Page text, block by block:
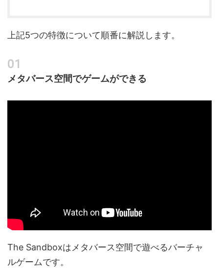
上記5つの特徴について順番に解説します。
メタバース空間でゲームができる
The Sandboxはメタバース空間で遊べるバーチャ
ルゲームです。